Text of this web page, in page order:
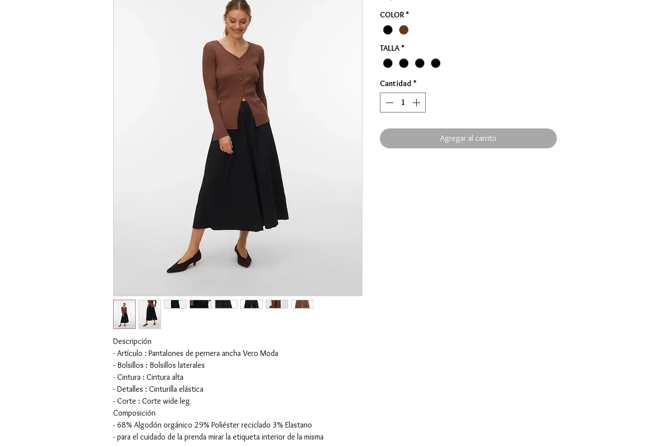
Descripción
- Artículo : Pantalones de pernera ancha Vero Moda
- Bolsillos : Bolsillos laterales
- Cintura : Cintura alta
- Detalles : Cinturilla elástica
- Corte : Corte wide leg
Composición
- 68% Algodón orgánico 29% Poliéster reciclado 3% Elastano
- para el cuidado de la prenda mirar la etiqueta interior de la misma
COLOR *
TALLA *
Cantidad *
Agregar al carrito